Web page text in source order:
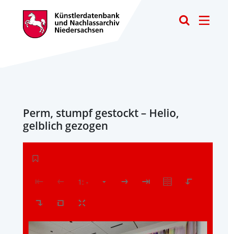
Perm, stumpf gestockt – Helio,
gelblich gezogen